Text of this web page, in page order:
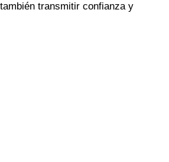
transmitir confianza y